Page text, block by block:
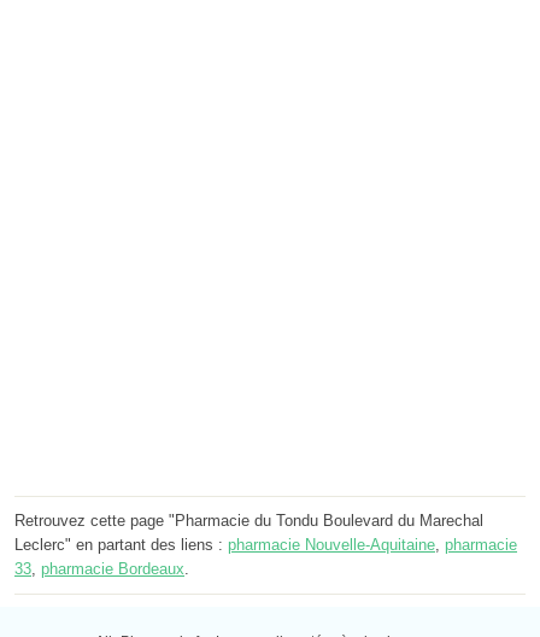
Retrouvez cette page "Pharmacie du Tondu Boulevard du Marechal
Leclerc" en partant des liens : pharmacie Nouvelle-Aquitaine, pharmacie
33, pharmacie Bordeaux.